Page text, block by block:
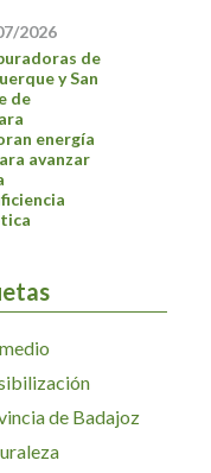
2026
de
y San
de
energía
avanzar
de Badajoz